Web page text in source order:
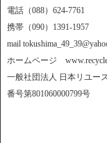
電話（088）624-7761
携帯（090）1391-1957
mail
ホームページ
一般社団法人 日本リユー
番号第801060000799号